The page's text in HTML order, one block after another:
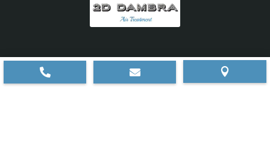
© 2026 | 2D Dambra Srl
Sede operativa:Via Leonardo da Vinci, 8, 20876
  